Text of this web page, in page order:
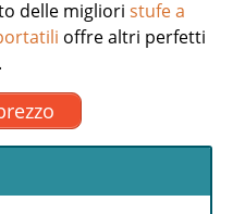
delle miglioristufe a
offre altri perfetti